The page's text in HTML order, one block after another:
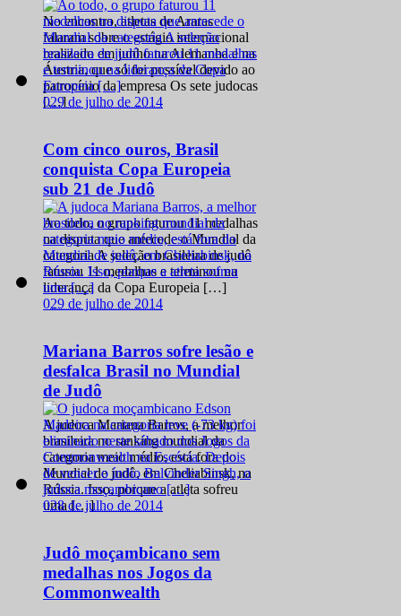
No encontro, atletas de Araras
falaram sobre o estágio internacional
realizado em junho na Alemanha e na
Áustria, que só foi possível devido ao
patrocínio da empresa Os sete judocas
[…]
029 de julho de 2014
Com cinco ouros, Brasil
conquista Copa Europeia
sub 21 de Judô
Ao todo, o grupo faturou 11 medalhas
na disputa que antecede o Mundial da
categoria A seleção brasileira de judô
faturou 11 medalhas e terminou na
liderança da Copa Europeia […]
029 de julho de 2014
Mariana Barros sofre lesão e
desfalca Brasil no Mundial
de Judô
A judoca Mariana Barros, a melhor
brasileira no ranking mundial da
categoria meio médio, está fora do
Mundial de judô, em Cheliabinsk, na
Rússia. Isso, porque a atleta sofreu
uma […]
028 de julho de 2014
Judô moçambicano sem
medalhas nos Jogos da
Commonwealth